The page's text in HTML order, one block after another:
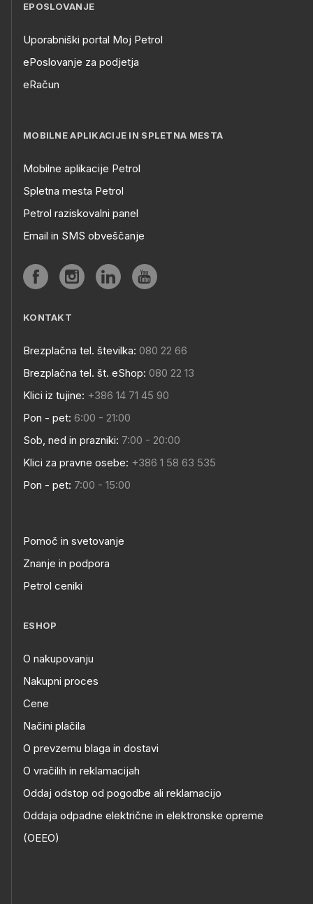
EPOSLOVANJE
Uporabniški portal Moj Petrol
ePoslovanje za podjetja
eRačun
MOBILNE APLIKACIJE IN SPLETNA MESTA
Mobilne aplikacije Petrol
Spletna mesta Petrol
Petrol raziskovalni panel
Email in SMS obveščanje
KONTAKT
Brezplačna tel. številka: 080 22 66
Brezplačna tel. št. eShop: 080 22 13
Klici iz tujine: +386 14 71 45 90
Pon - pet: 6:00 - 21:00
Sob, ned in prazniki: 7:00 - 20:00
Klici za pravne osebe: +386 1 58 63 535
Pon - pet: 7:00 - 15:00
Pomoč in svetovanje
Znanje in podpora
Petrol ceniki
ESHOP
O nakupovanju
Nakupni proces
Cene
Načini plačila
O prevzemu blaga in dostavi
O vračilih in reklamacijah
Oddaj odstop od pogodbe ali reklamacijo
Oddaja odpadne električne in elektronske opreme
(OEEO)